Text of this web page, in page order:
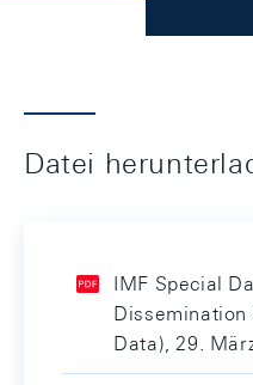
Datei
IMF Special
Dissemination
Data), 29.